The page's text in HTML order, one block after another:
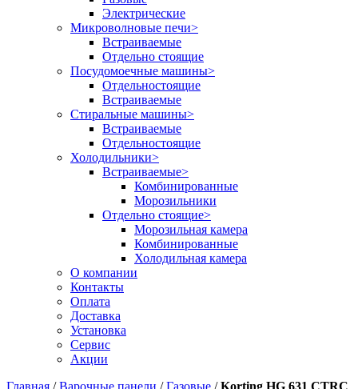
Электрические
Микроволновые печи>
Встраиваемые
Отдельно стоящие
Посудомоечные машины>
Отдельностоящие
Встраиваемые
Стиральные машины>
Встраиваемые
Отдельностоящие
Холодильники>
Встраиваемые>
Комбинированные
Морозильники
Отдельно стоящие>
Морозильная камера
Комбинированные
Холодильная камера
О компании
Контакты
Оплата
Доставка
Установка
Сервис
Акции
Главная /Варочные панели /Газовые /Korting HG 631 CTRC